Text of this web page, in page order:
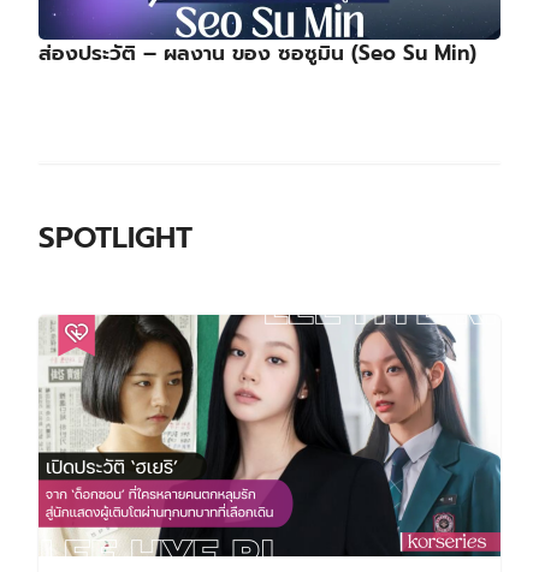
ส่องประวัติ – ผลงาน ของ ซอซูมิน (Seo Su Min)
SPOTLIGHT